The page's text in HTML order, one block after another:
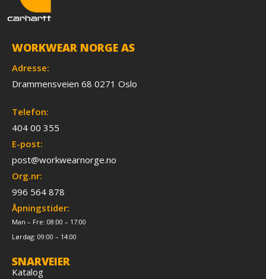
WORKWEAR NORGE AS
Adresse:
Drammensveien 68 0271 Oslo
Telefon:
404 00 355
E-post:
post@workwearnorge.no
Org.nr:
996 564 878
Åpningstider:
Man – Fre: 08:00 – 17:00
Lørdag: 09:00 – 14:00
SNARVEIER
Katalog